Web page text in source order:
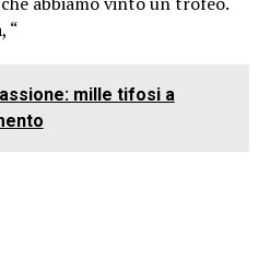
“
mille tifosi a